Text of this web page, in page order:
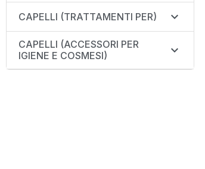
CAPELLI (TRATTAMENTI PER) 
CAPELLI (ACCESSORI PER
IGIENE E COSMESI)
